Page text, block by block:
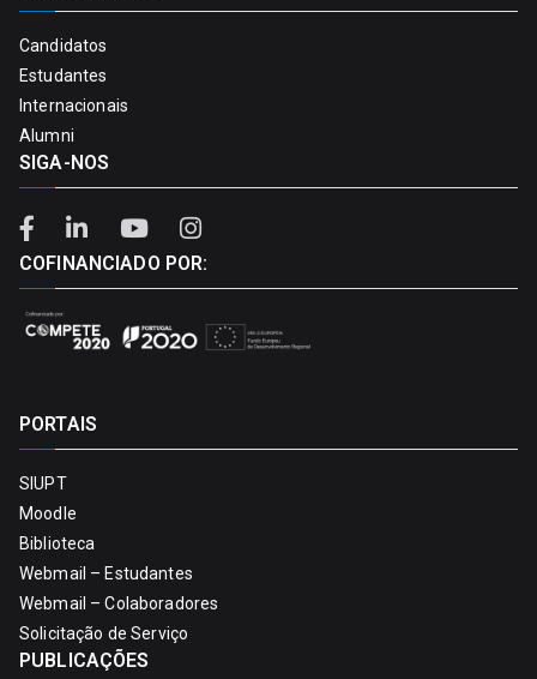
Candidatos
Estudantes
Internacionais
Alumni
SIGA-NOS
COFINANCIADO POR:
PORTAIS
SIUPT
Moodle
Biblioteca
Webmail – Estudantes
Webmail – Colaboradores
Solicitação de Serviço
PUBLICAÇÕES